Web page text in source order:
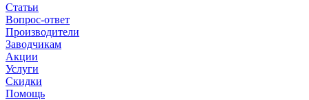
Статьи
Вопрос-ответ
Производители
Заводчикам
Акции
Услуги
Скидки
Помощь